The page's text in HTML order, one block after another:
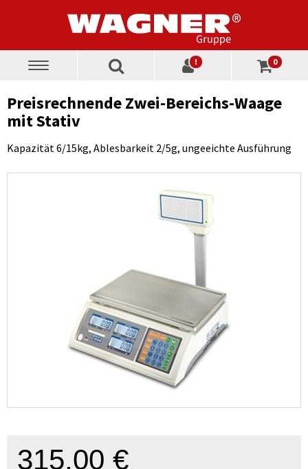
Toggle
! 0
Preisrechnende Zwei-Bereichs-Waage
mit Stativ
Kapazität 6/15kg, Ablesbarkeit 2/5g, ungeeichte Ausführung
315,00 €